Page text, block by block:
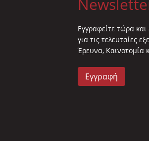
Eγγραφείτε τώρα
για τις τελευταίες
Έρευνα, Καινοτομία
Εγγραφή